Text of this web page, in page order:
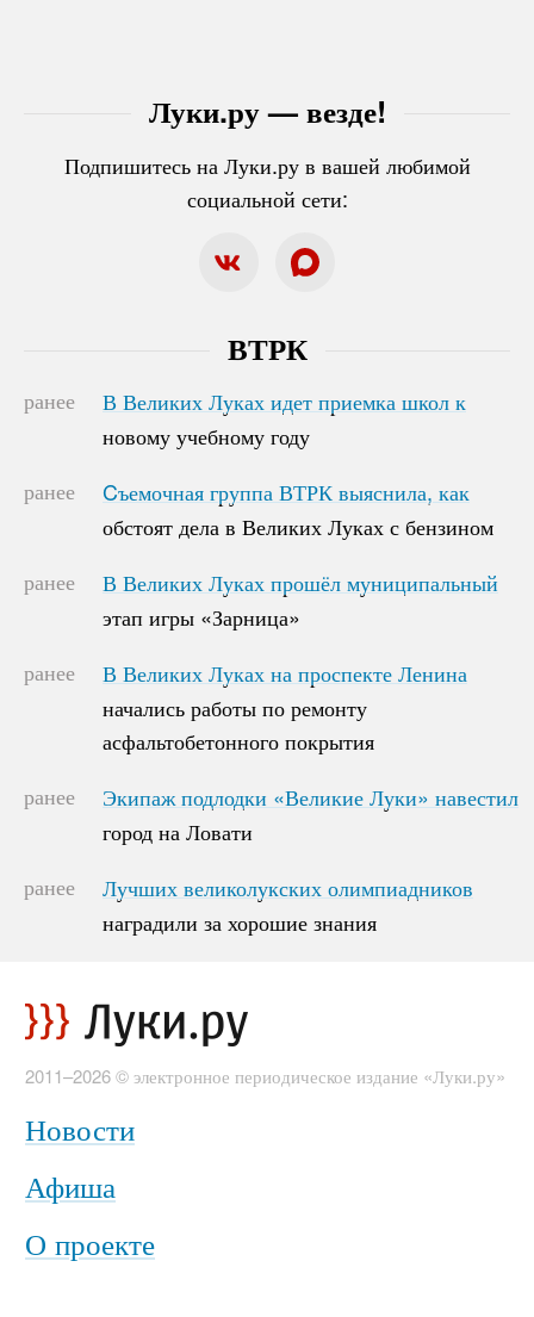
Луки.ру — везде!
Подпишитесь на Луки.ру в вашей любимой
социальной сети:
ВТРК
ранее
В Великих Луках идет приемка школ к
новому учебному году
В Великих Луках идет приемка школ к
новому учебному году
ранее
Cъемочная группа ВТРК выяснила, как
обстоят дела в Великих Луках с бензином
Cъемочная группа ВТРК выяснила, как
обстоят дела в Великих Луках с бензином
ранее
В Великих Луках прошёл муниципальный
этап игры «Зарница»
В Великих Луках прошёл муниципальный
этап игры «Зарница»
ранее
В Великих Луках на проспекте Ленина
начались работы по ремонту
асфальтобетонного покрытия
В Великих Луках на проспекте Ленина
начались работы по ремонту
асфальтобетонного покрытия
ранее
Экипаж подлодки «Великие Луки» навестил
город на Ловати
Экипаж подлодки «Великие Луки» навестил
город на Ловати
ранее
Лучших великолукских олимпиадников
наградили за хорошие знания
Лучших великолукских олимпиадников
наградили за хорошие знания
2011–2026 © электронное периодическое издание «Луки.ру»
Новости
Афиша
О проекте